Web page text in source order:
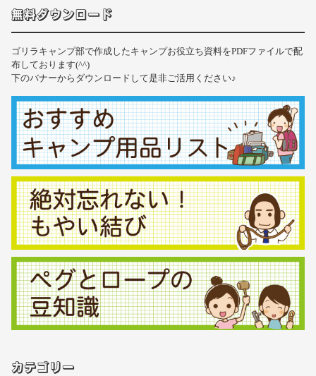
無料ダウンロード
ゴリラキャンプ部で作成したキャンプお役立ち資料をPDFファイルで配
布しております(^^)
下のバナーからダウンロードして是非ご活用ください♪
カテゴリー